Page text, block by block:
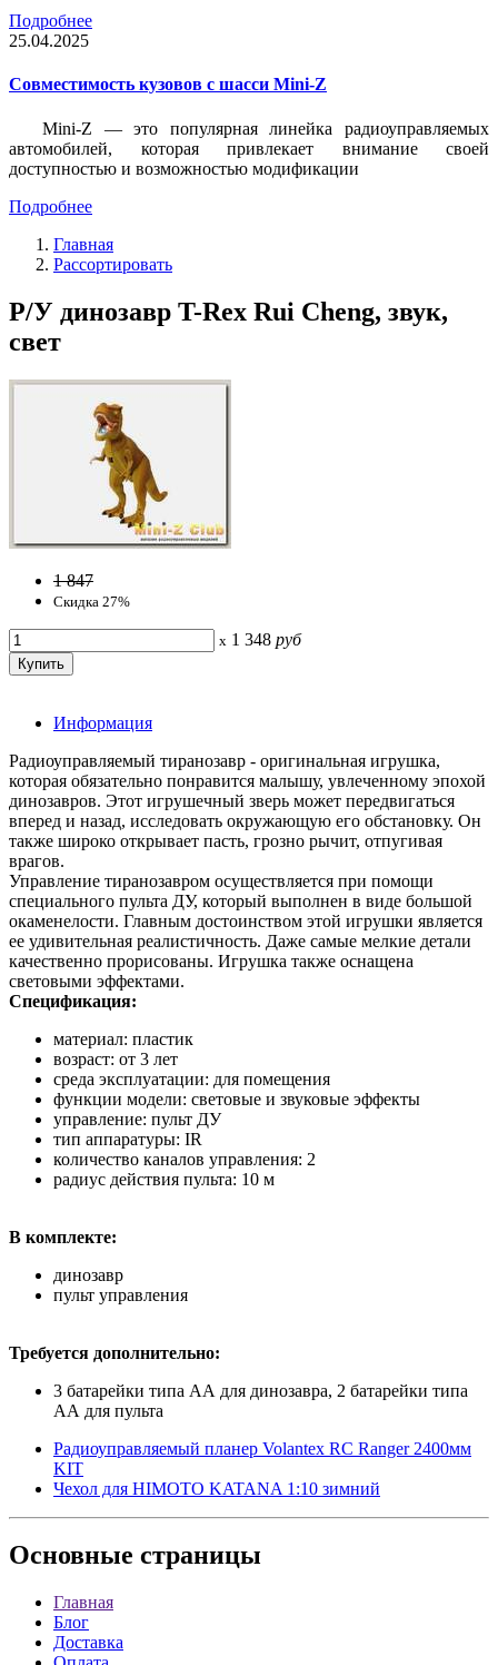
Подробнее
25.04.2025
Совместимость кузовов с шасси Mini-Z
Mini-Z — это популярная линейка радиоуправляемых
автомобилей, которая привлекает внимание своей
доступностью и возможностью модификации
Подробнее
Главная
Рассортировать
Р/У динозавр T-Rex Rui Cheng, звук,
свет
1 847
Скидка 27%
x 1 348 руб
Информация
Радиоуправляемый тиранозавр - оригинальная игрушка,
которая обязательно понравится малышу, увлеченному эпохой
динозавров. Этот игрушечный зверь может передвигаться
вперед и назад, исследовать окружающую его обстановку. Он
также широко открывает пасть, грозно рычит, отпугивая
врагов.
Управление тиранозавром осуществляется при помощи
специального пульта ДУ, который выполнен в виде большой
окаменелости. Главным достоинством этой игрушки является
ее удивительная реалистичность. Даже самые мелкие детали
качественно прорисованы. Игрушка также оснащена
световыми эффектами.
Спецификация:
материал: пластик
возраст: от 3 лет
среда эксплуатации: для помещения
функции модели: световые и звуковые эффекты
управление: пульт ДУ
тип аппаратуры: IR
количество каналов управления: 2
радиус действия пульта: 10 м
В комплекте:
динозавр
пульт управления
Требуется дополнительно:
3 батарейки типа АА для динозавра, 2 батарейки типа
АА для пульта
Радиоуправляемый планер Volantex RC Ranger 2400мм
KIT
Чехол для HIMOTO KATANA 1:10 зимний
Основные страницы
Главная
Блог
Доставка